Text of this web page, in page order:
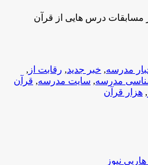
مدرسه, خبر جدید, رقابت از ,
مدرسه, سایت مدرسه, قرآن
, هزار قرآن